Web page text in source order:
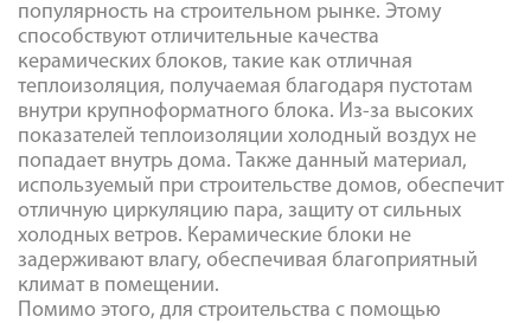
популярность на строительном рынке. Этому
способствуют отличительные качества
керамических блоков, такие как отличная
теплоизоляция, получаемая благодаря пустотам
внутри крупноформатного блока. Из-за высоких
показателей теплоизоляции холодный воздух не
попадает внутрь дома. Также данный материал,
используемый при строительстве домов, обеспечит
отличную циркуляцию пара, защиту от сильных
холодных ветров. Керамические блоки не
задерживают влагу, обеспечивая благоприятный
климат в помещении.
Помимо этого, для строительства с помощью